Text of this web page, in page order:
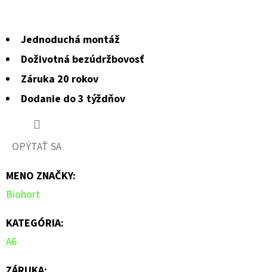
Jednoduchá montáž
Doživotná bezúdržbovosť
Záruka 20 rokov
Dodanie do 3 týždňov
OPÝTAŤ SA
MENO ZNAČKY:
Biohort
KATEGÓRIA:
A6